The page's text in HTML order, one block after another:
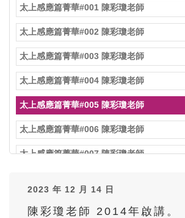
太上感應篇菁華#001 陳彩瓊老師
太上感應篇菁華#002 陳彩瓊老師
太上感應篇菁華#003 陳彩瓊老師
太上感應篇菁華#004 陳彩瓊老師
太上感應篇菁華#005 陳彩瓊老師
太上感應篇菁華#006 陳彩瓊老師
太上感應篇菁華#007 陳彩瓊老師
2023 年 12 月 14 日
陳彩瓊老師 2014年啟講。